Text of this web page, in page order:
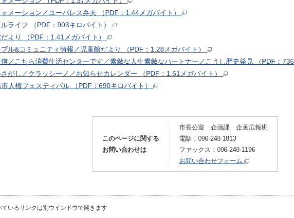
メーション／ユーパレス弁天 （PDF：1.44メガバイト）
ライフ （PDF：903キロバイト）
より （PDF：1.41メガバイト）
ル&コミュニティ情報／児童館だより （PDF：1.28メガバイト）
／こちら消費生活センターです／素敵な人生素敵なパートナー／こうし歴史発見 （PDF：
がし／クラッシーノ／お知らせカレンダー （PDF：1.61メガバイト）
人権フェスティバル （PDF：690キロバイト）
このページに関する
お問い合わせは
市長公室 企画課 企画広報班
電話：096-248-1813
ファックス：096-248-1196
お問い合わせフォーム
ているリンクは別ウインドウで開きます